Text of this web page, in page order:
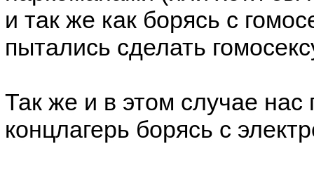
и так же как борясь с
пытались сделать
Так же и в этом случае нас
концлагерь борясь с